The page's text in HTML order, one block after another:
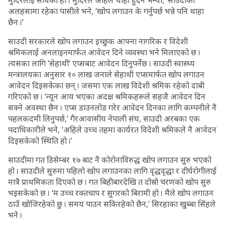
अलहसामा रहेका पासीले भने, ‘खोप लगाउन के गर्नुपर्छ भन्ने पनि थाहा
छैन ।’
साउदी सरकारले खोप लगाउन इच्छुक आफ्ना नागरिक र विदेशी
श्रमिकलाई अनलाइनमार्फत आवेदन दिने व्यवस्था भने मिलाएको छ ।
त्यसका लागि ‘सेहाथी’ एप्सबाट आवेदन दिनुपर्नेछ । साउदी स्वास्थ्य
मन्त्रालयका अनुसार १० लाख जनाले सेहाथी एप्समार्फत खोप लगाउन
आवेदन दिइसकेका छन् । जसमा एक लाख विदेशी श्रमिक रहेको दाबी
गरिएको छ । ‘न्यून आय भएका अदक्ष श्रमिकहरूले सहजै आवेदन दिन
सक्ने अवस्था छैन । एप्स डाउनलोड गरेर आवेदन दिनका लागि कम्पनीले नै
पहलकदमी लिनुपर्छ,’ गैरआवासीय नेपाली संघ, साउदी अरबका एक
पदाधिकारीले भने, ‘अहिले उच्च तहमा कार्यरत विदेशी श्रमिकले नै आवेदन
दिइसकेको स्थिति हो ।’
साउदीमा गत डिसेम्बर १७ बाट नै कोरोनाविरुद्ध खोप लगाउन सुरु भएको
हो । साउदीले सुरुमा पहिलो खोप लगाउनका लागि वृद्धवृद्धा र दीर्घरोगीलाई
मात्रै प्राथमिकता दिएको छ । गत बिहीबारदेखि त दोस्रो चरणको खोप सुरु
भइसकेको छ । ‘म उच्च रक्तचाप र सुगरको बिरामी हो । मैले खोप लगाउन
ठाउँ खोजिरहेको छु । समय पाउन सकिरहेको छैन,’ सिरहाका खुब्बा सिंहले
भने ।